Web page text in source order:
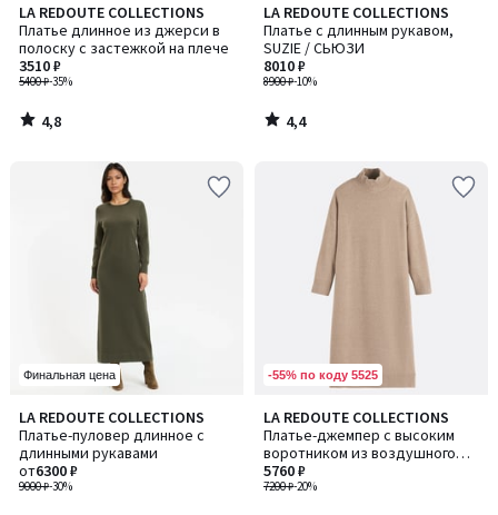
LA REDOUTE COLLECTIONS
Платье длинное из джерси в
полоску с застежкой на плече
5400 ₽-35%
3510 ₽
4,8
/ 5
4,8
/
LA REDOUTE COLLECTIONS
Платье с длинным рукавом,
SUZIE / СЬЮЗИ
8900 ₽-10%
8010 ₽
4,4
/ 5
4,4
/
Финальная цена
LA REDOUTE COLLECTIONS
Платье-пуловер длинное с
длинными рукавами
9000 ₽-30%
от6300 ₽
4,7
/ 5
Количество
цветов:
2
-55% по коду 5525
LA REDOUTE COLLECTIONS
Платье-джемпер с высоким
воротником из воздушного
трикотажа
7200 ₽-20%
5760 ₽
4,3
/ 5
Количество
цветов:
2